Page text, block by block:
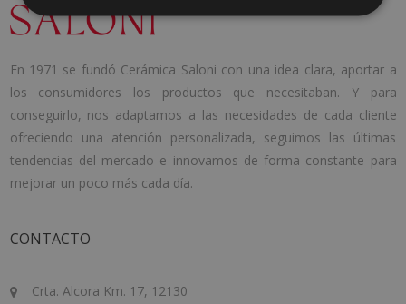
En 1971 se fundó Cerámica Saloni con una idea clara, aportar a
los consumidores los productos que necesitaban. Y para
conseguirlo, nos adaptamos a las necesidades de cada cliente
ofreciendo una atención personalizada, seguimos las últimas
tendencias del mercado e innovamos de forma constante para
mejorar un poco más cada día.
CONTACTO
Crta. Alcora Km. 17, 12130